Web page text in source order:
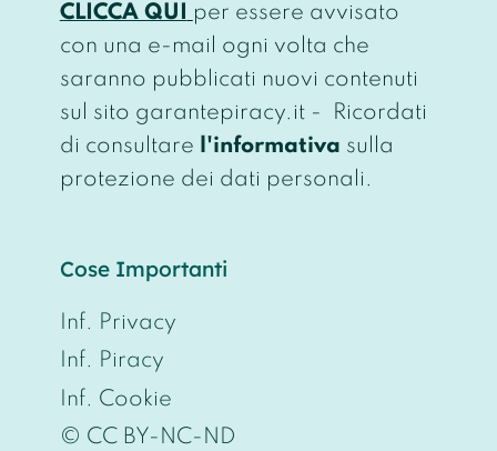
CLICCA QUI
per essere avvisato
con una e-mail ogni volta che
saranno pubblicati nuovi contenuti
sul sito garantepiracy.it - Ricordati
di consultare
l'informativa sulla
protezione dei dati personali.
Cose Importanti
Inf. Privacy
Inf. Piracy
Inf. Cookie
© CC BY-NC-ND